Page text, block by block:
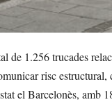
de 1.256 trucades
risc estructural,
el Barcelonès, amb